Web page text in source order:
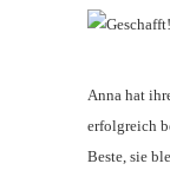
Anna hat
erfolgreich
Beste, sie